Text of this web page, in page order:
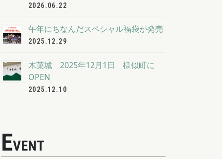
2026.06.22
午年にちなんだスペシャル福袋が発売
2025.12.29
木菓城 2025年12月1日 様似町に
OPEN
2025.12.10
EVENT